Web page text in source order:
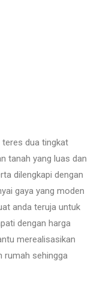
teres dua tingkat
tanah yang luas dan
dilengkapi dengan
gaya yang moden
anda teruja untuk
dengan harga
merealisasikan
rumah sehingga